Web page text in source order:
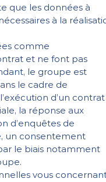
que les données à
à la
comme
et ne font pas
le groupe est
le cadre de
d’un contrat
la réponse aux
d’enquêtes de
un consentement
le biais notamment
vous